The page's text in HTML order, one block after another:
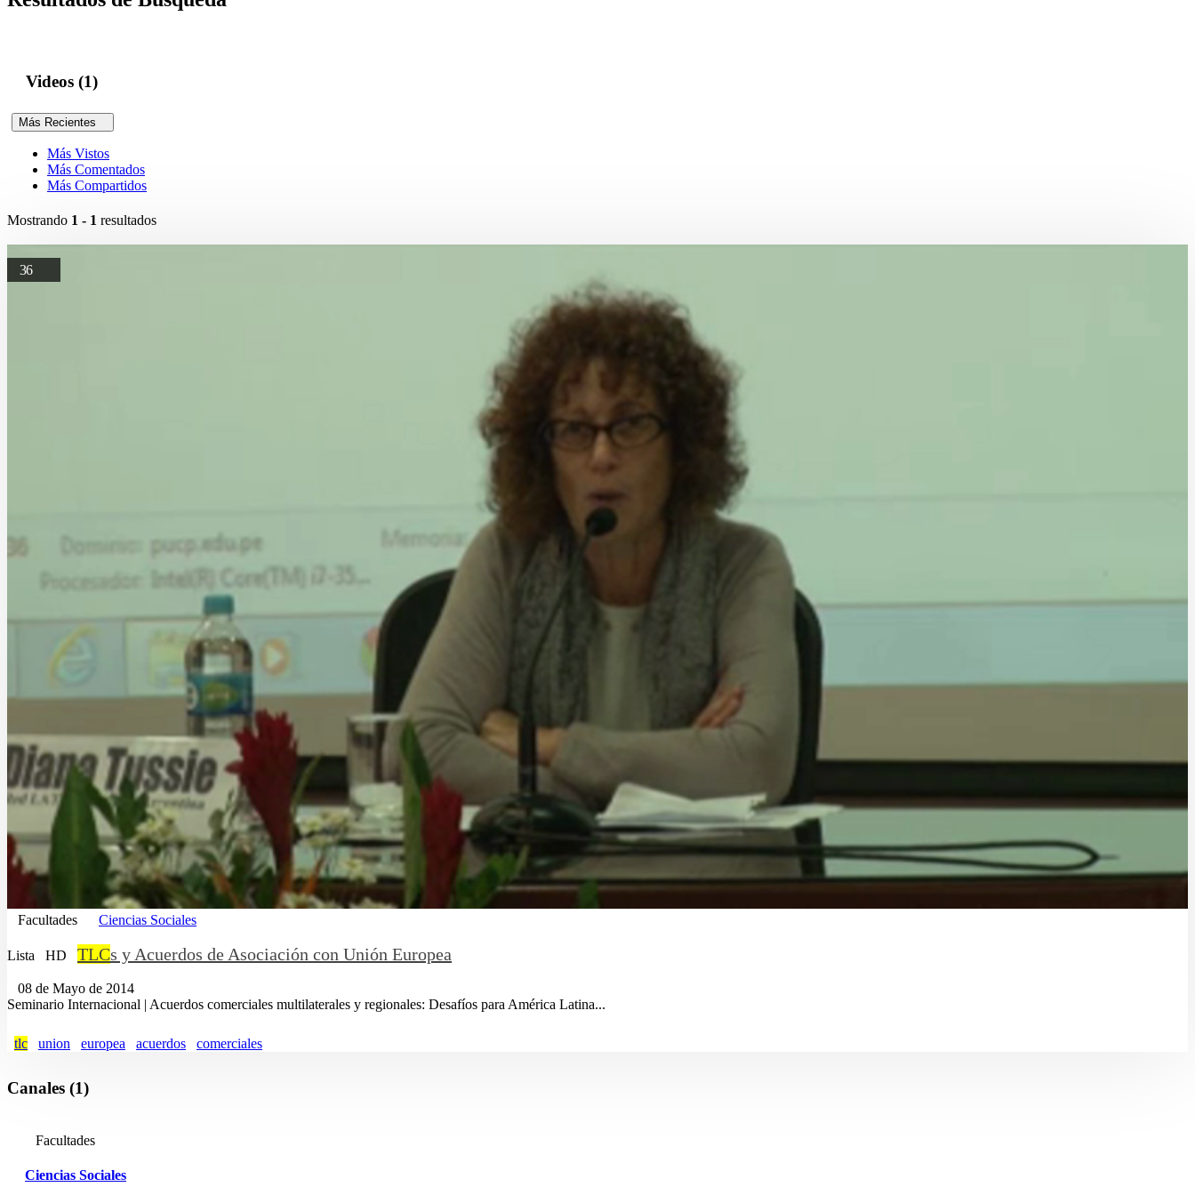
Videos (1)
Más Recientes
Más Vistos
Más Comentados
Más Compartidos
Mostrando 1 - 1 resultados
36
Facultades Ciencias Sociales
Lista HD TLCs y Acuerdos de Asociación con Unión Europea
08 de Mayo de 2014
Seminario Internacional | Acuerdos comerciales multilaterales y regionales: Desafíos para América Latina...
tlc union europea acuerdos comerciales
Canales (1)
Facultades
Ciencias Sociales